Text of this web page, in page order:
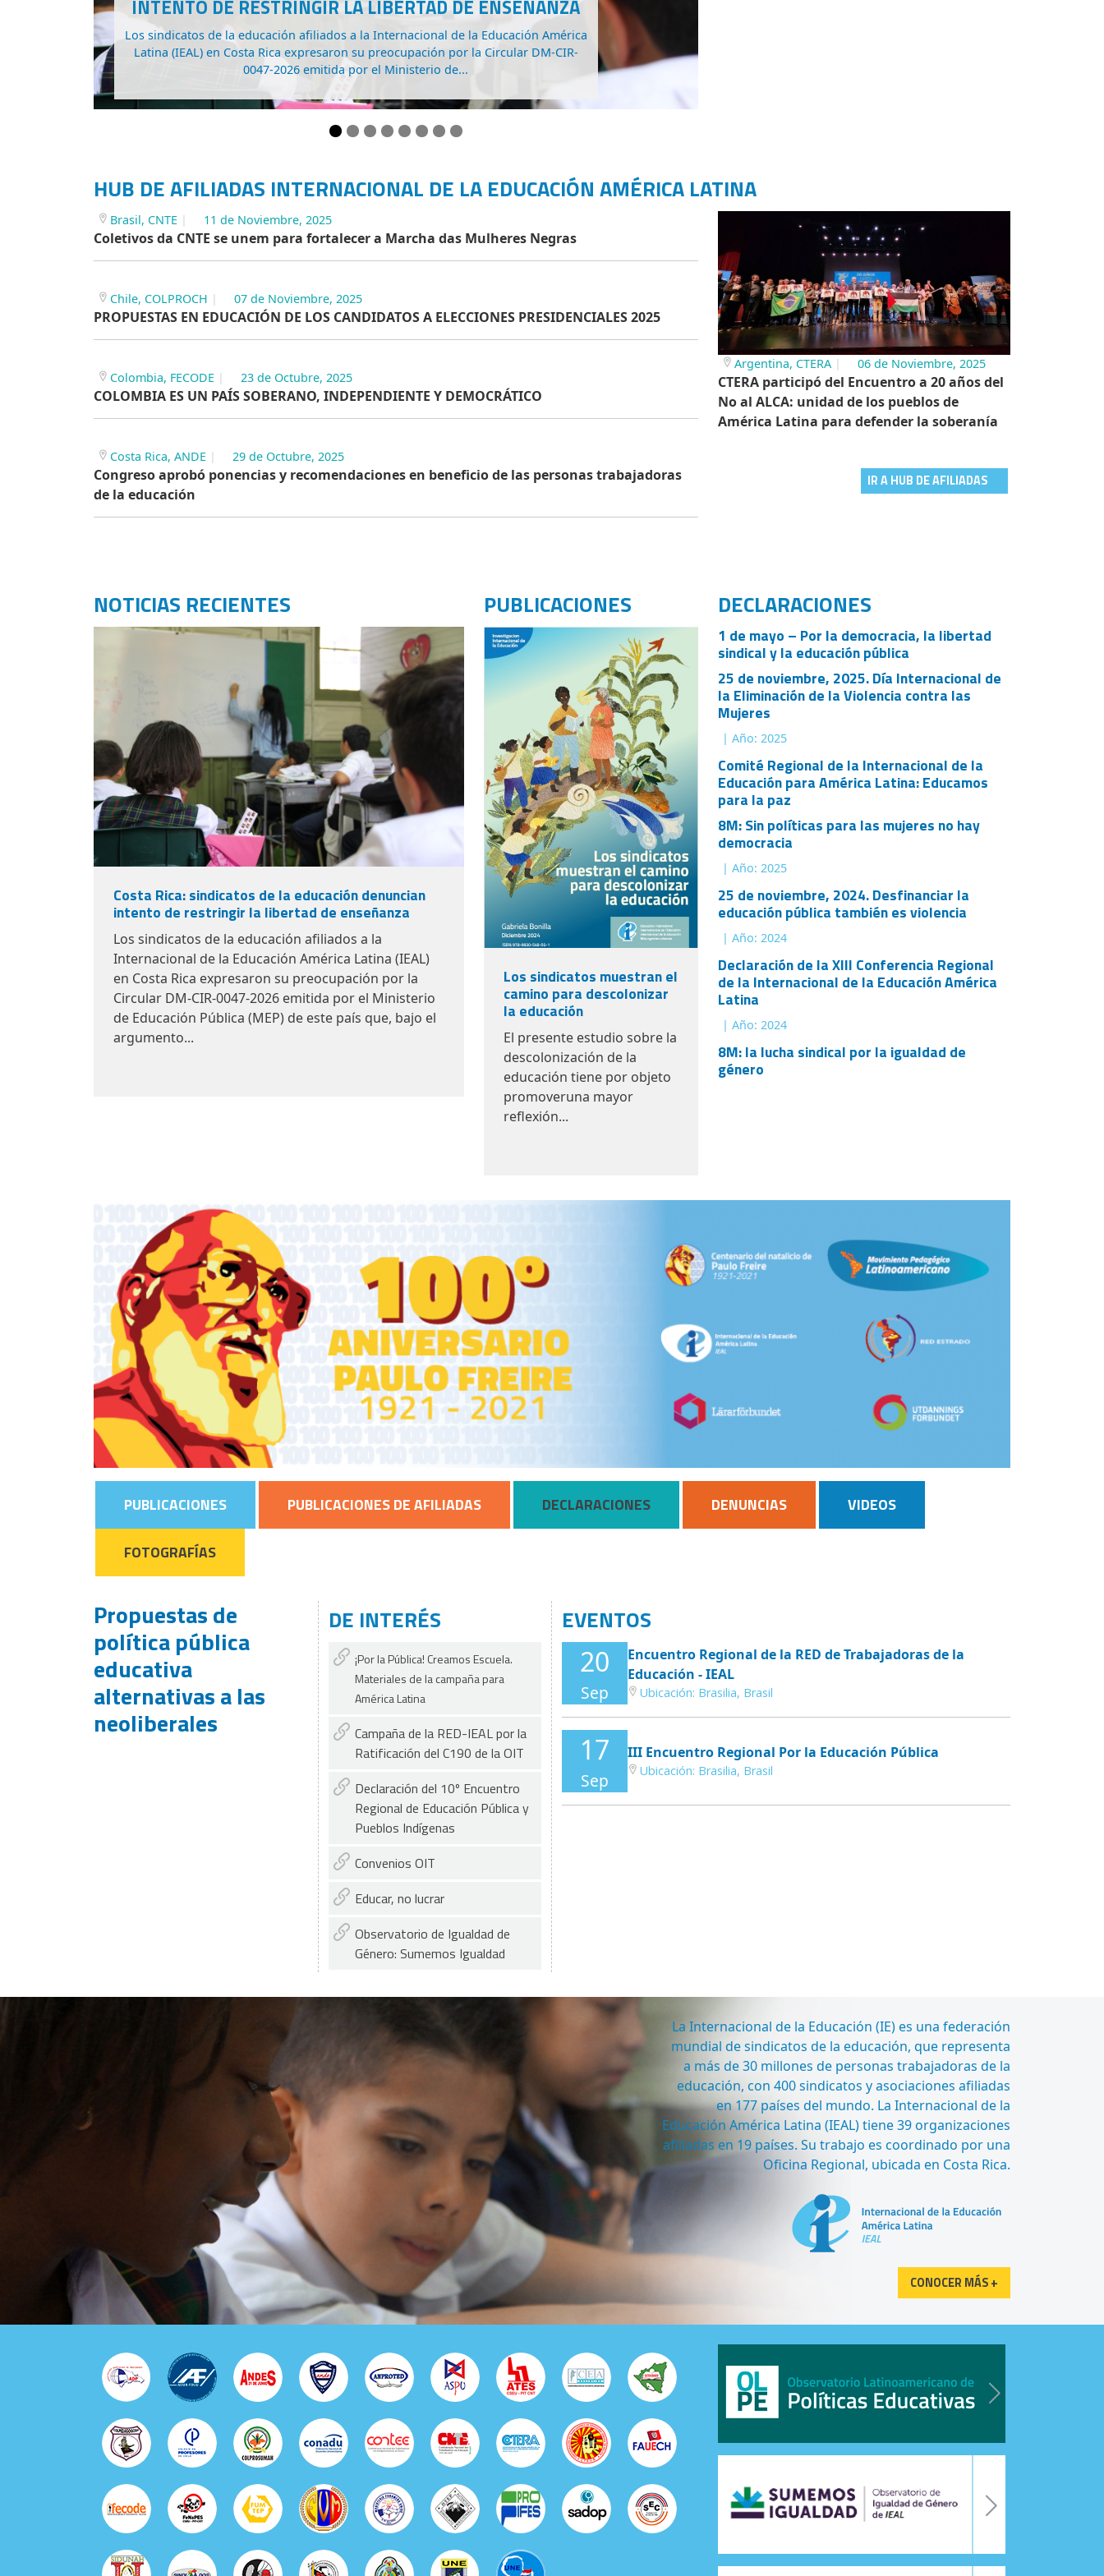
INTELIGENCIA ARTIFICIAL EN LA EDUCACIÓN
Representantes de la CNTE (Brasil), CTERA (Argentina), FECODE (Colombia) y
FUMTEP (Uruguay) participaron los días 29 y 30 de junio en Madrid en la primera
reunión de la red de...
HUB DE AFILIADAS INTERNACIONAL DE LA EDUCACIÓN AMÉRICA LATINA
Brasil, CNTE 11 de Noviembre, 2025
Coletivos da CNTE se unem para fortalecer a Marcha das Mulheres Negras
Chile, COLPROCH 07 de Noviembre, 2025
PROPUESTAS EN EDUCACIÓN DE LOS CANDIDATOS A ELECCIONES PRESIDENCIALES 2025
Colombia, FECODE 23 de Octubre, 2025
COLOMBIA ES UN PAÍS SOBERANO, INDEPENDIENTE Y DEMOCRÁTICO
Costa Rica, ANDE 29 de Octubre, 2025
Congreso aprobó ponencias y recomendaciones en beneficio de las personas trabajadoras
de la educación
Argentina, CTERA 06 de Noviembre, 2025
CTERA participó del Encuentro a 20 años del
No al ALCA: unidad de los pueblos de
América Latina para defender la soberanía
IR A HUB DE AFILIADAS
NOTICIAS RECIENTES
Costa Rica: sindicatos de la educación denuncian
intento de restringir la libertad de enseñanza
Los sindicatos de la educación afiliados a la
Internacional de la Educación América Latina (IEAL)
en Costa Rica expresaron su preocupación por la
Circular DM-CIR-0047-2026 emitida por el Ministerio
de Educación Pública (MEP) de este país que, bajo el
argumento...
PUBLICACIONES
Los sindicatos muestran el
camino para descolonizar
la educación
El presente estudio sobre la
descolonización de la
educación tiene por objeto
promoveruna mayor
reflexión...
DECLARACIONES
1 de mayo – Por la democracia, la libertad
sindical y la educación pública
25 de noviembre, 2025. Día Internacional de
la Eliminación de la Violencia contra las
Mujeres
| Año: 2025
Comité Regional de la Internacional de la
Educación para América Latina: Educamos
para la paz
8M: Sin políticas para las mujeres no hay
democracia
| Año: 2025
25 de noviembre, 2024. Desfinanciar la
educación pública también es violencia
| Año: 2024
Declaración de la XIII Conferencia Regional
de la Internacional de la Educación América
Latina
| Año: 2024
8M: la lucha sindical por la igualdad de
género
PUBLICACIONES PUBLICACIONES DE AFILIADAS DECLARACIONES DENUNCIAS VIDEOS
FOTOGRAFÍAS
Propuestas de
política pública
educativa
alternativas a las
neoliberales
DE INTERÉS
¡Por la Pública! Creamos Escuela.
Materiales de la campaña para
América Latina
Campaña de la RED-IEAL por la
Ratificación del C190 de la OIT
Declaración del 10º Encuentro
Regional de Educación Pública y
Pueblos Indígenas
Convenios OIT
Educar, no lucrar
Observatorio de Igualdad de
Género: Sumemos Igualdad
EVENTOS
20
Sep
Encuentro Regional de la RED de Trabajadoras de la
Educación - IEAL
Ubicación: Brasilia, Brasil
17
Sep
III Encuentro Regional Por la Educación Pública
Ubicación: Brasilia, Brasil
La Internacional de la Educación (IE) es una federación
mundial de sindicatos de la educación, que representa
a más de 30 millones de personas trabajadoras de la
educación, con 400 sindicatos y asociaciones afiliadas
en 177 países del mundo. La Internacional de la
Educación América Latina (IEAL) tiene 39 organizaciones
afiliadas en 19 países. Su trabajo es coordinado por una
Oficina Regional, ubicada en Costa Rica.
CONOCER MÁS +